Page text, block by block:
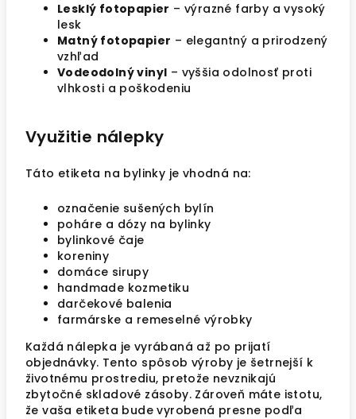
Lesklý fotopapier – výrazné farby a vysoký
lesk
Matný fotopapier – elegantný a prirodzený
vzhľad
Vodeodolný vinyl – vyššia odolnosť proti
vlhkosti a poškodeniu
Využitie nálepky
Táto etiketa na bylinky je vhodná na:
označenie sušených bylín
poháre a dózy na bylinky
bylinkové čaje
koreniny
domáce sirupy
handmade kozmetiku
darčekové balenia
farmárske a remeselné výrobky
Každá nálepka je vyrábaná až po prijatí
objednávky. Tento spôsob výroby je šetrnejší k
životnému prostrediu, pretože nevznikajú
zbytočné skladové zásoby. Zároveň máte istotu,
že vaša etiketa bude vyrobená presne podľa